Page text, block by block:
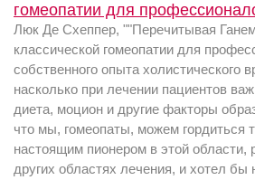
гомеопатии для
Люк Де Схеппер, ""Перечитывая
классической гомеопатии для
собственного опыта холистического
насколько при лечении пациентов
диета, моцион и другие факторы
что мы, гомеопаты, можем гордиться
настоящим пионером в этой области,
других областях лечения, и хотел бы